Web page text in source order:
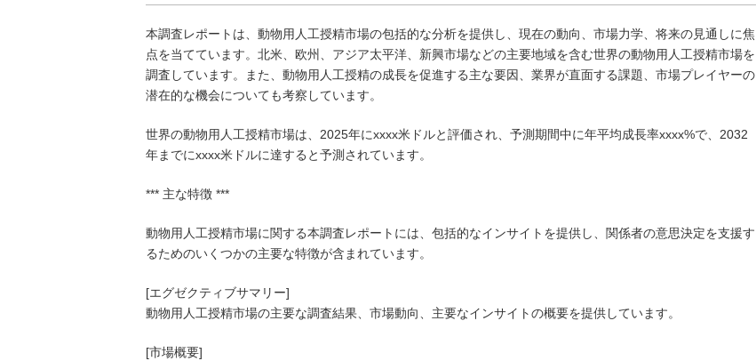
本調査レポートは、動物用人工授精市場の包括的な分析を提供し、現在の動向、市場力学、将来の見通しに焦
点を当てています。北米、欧州、アジア太平洋、新興市場などの主要地域を含む世界の動物用人工授精市場を
調査しています。また、動物用人工授精の成長を促進する主な要因、業界が直面する課題、市場プレイヤーの
潜在的な機会についても考察しています。
世界の動物用人工授精市場は、2025年にxxxx米ドルと評価され、予測期間中に年平均成長率xxxx%で、2032
年までにxxxx米ドルに達すると予測されています。
*** 主な特徴 ***
動物用人工授精市場に関する本調査レポートには、包括的なインサイトを提供し、関係者の意思決定を支援す
るためのいくつかの主要な特徴が含まれています。
[エグゼクティブサマリー]
動物用人工授精市場の主要な調査結果、市場動向、主要なインサイトの概要を提供しています。
[市場概要]